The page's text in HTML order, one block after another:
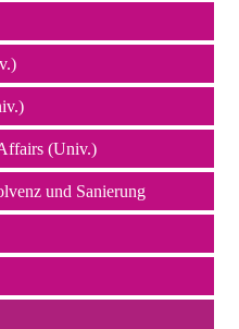
(Univ.)
und Sanierung